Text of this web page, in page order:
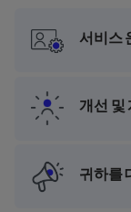
서비스
개선 및
귀하를